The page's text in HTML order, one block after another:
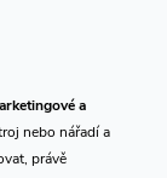
a
nebo nářadí a
právě